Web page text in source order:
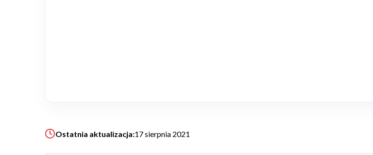
Ogrody
Ostatnia aktualizacja:17 sierpnia 2021